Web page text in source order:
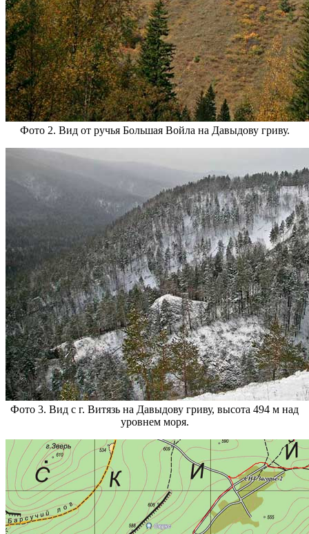
Фото 2. Вид от ручья Большая Войла на Давыдову гриву.
Фото 3. Вид с г. Витязь на Давыдову гриву, высота 494 м над
уровнем моря.